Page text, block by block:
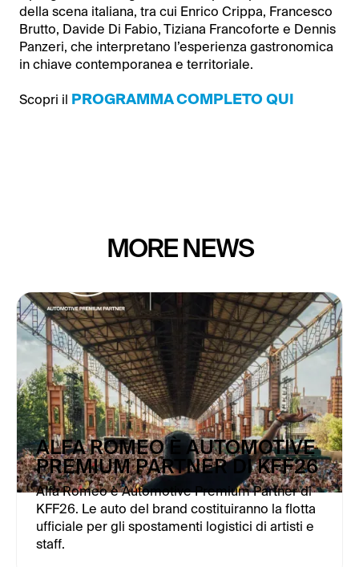
della scena italiana, tra cui Enrico Crippa, Francesco
Brutto, Davide Di Fabio, Tiziana Francoforte e Dennis
Panzeri, che interpretano l’esperienza gastronomica
in chiave contemporanea e territoriale.
Scopri il PROGRAMMA COMPLETO QUI
MORE NEWS
ALFA ROMEO È AUTOMOTIVE
PREMIUM PARTNER DI KFF26
Alfa Romeo è Automotive Premium Partner di
KFF26. Le auto del brand costituiranno la flotta
ufficiale per gli spostamenti logistici di artisti e
staff.